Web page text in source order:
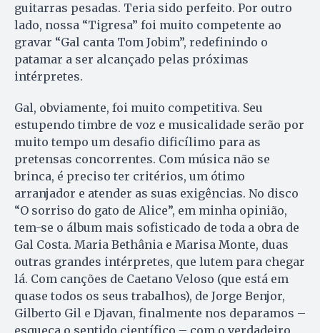
guitarras pesadas. Teria sido perfeito. Por outro
lado, nossa “Tigresa” foi muito competente ao
gravar “Gal canta Tom Jobim”, redefinindo o
patamar a ser alcançado pelas próximas
intérpretes.
Gal, obviamente, foi muito competitiva. Seu
estupendo timbre de voz e musicalidade serão por
muito tempo um desafio dificílimo para as
pretensas concorrentes. Com música não se
brinca, é preciso ter critérios, um ótimo
arranjador e atender as suas exigências. No disco
“O sorriso do gato de Alice”, em minha opinião,
tem-se o álbum mais sofisticado de toda a obra de
Gal Costa. Maria Bethânia e Marisa Monte, duas
outras grandes intérpretes, que lutem para chegar
lá. Com canções de Caetano Veloso (que está em
quase todos os seus trabalhos), de Jorge Benjor,
Gilberto Gil e Djavan, finalmente nos deparamos –